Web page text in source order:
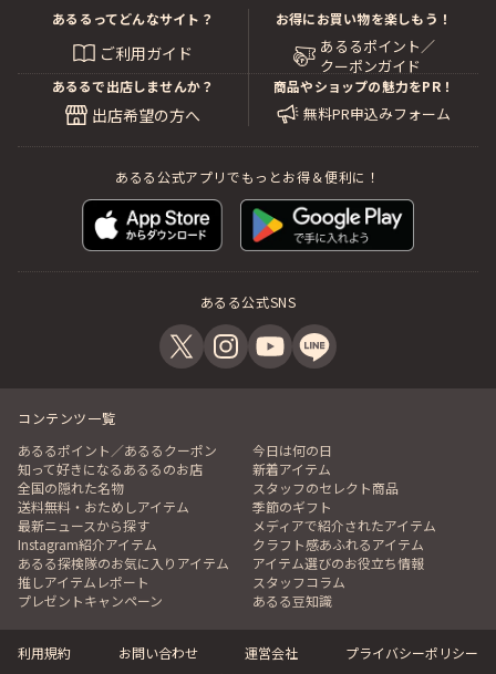
あるるってどんなサイト？
ご利用ガイド
お得にお買い物を楽しもう！
あるるポイント／
クーポンガイド
あるるで出店しませんか？
出店希望の方へ
商品やショップの魅力をPR！
無料PR申込みフォーム
あるる公式アプリでもっとお得＆便利に！
あるる公式SNS
コンテンツ一覧
あるるポイント／あるるクーポン
今日は何の日
知って好きになるあるるのお店
新着アイテム
全国の隠れた名物
スタッフのセレクト商品
送料無料・おためしアイテム
季節のギフト
最新ニュースから探す
メディアで紹介されたアイテム
Instagram紹介アイテム
クラフト感あふれるアイテム
あるる探検隊のお気に入りアイテム
アイテム選びのお役立ち情報
推しアイテムレポート
スタッフコラム
プレゼントキャンペーン
あるる豆知識
利用規約 お問い合わせ 運営会社 プライバシーポリシー